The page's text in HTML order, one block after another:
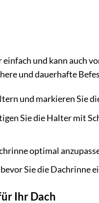
und kann auch
und dauerhafte
und markieren Sie
Sie die Halter mit
optimal
Sie die Dachrinne
Ihr Dach